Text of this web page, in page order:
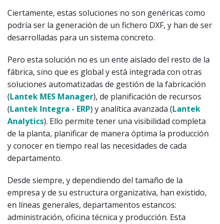
Ciertamente, estas soluciones no son genéricas como
podría ser la generación de un fichero DXF, y han de ser
desarrolladas para un sistema concreto.
Pero esta solución no es un ente aislado del resto de la
fábrica, sino que es global y está integrada con otras
soluciones automatizadas de gestión de la fabricación
(Lantek MES Manager), de planificación de recursos
(Lantek Integra - ERP) y analítica avanzada (Lantek
Analytics). Ello permite tener una visibilidad completa
de la planta, planificar de manera óptima la producción
y conocer en tiempo real las necesidades de cada
departamento.
Desde siempre, y dependiendo del tamaño de la
empresa y de su estructura organizativa, han existido,
en líneas generales, departamentos estancos:
administración, oficina técnica y producción. Esta